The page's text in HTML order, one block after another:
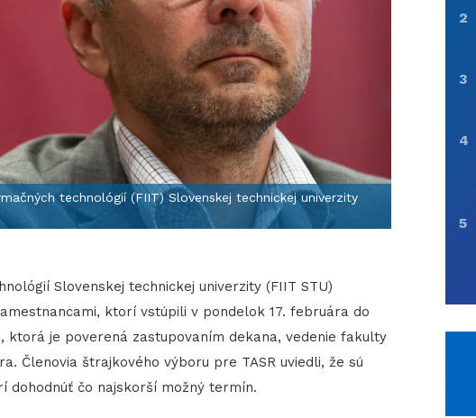
technológií (FIIT) Slovenskej technickej univerzity
Slovenskej technickej univerzity (FIIT STU)
ktorí vstúpili v pondelok 17. februára do
ktorá je poverená zastupovaním dekana, vedenie fakulty
Členovia štrajkového výboru pre TASR uviedli, že sú
dohodnúť čo najskorší možný termín.
2
3
4
5